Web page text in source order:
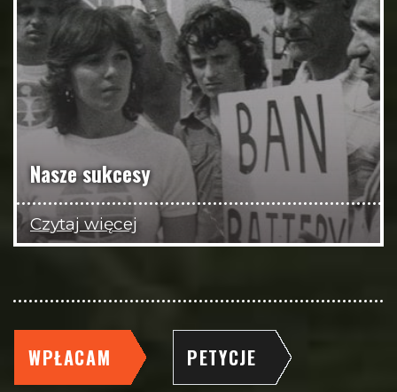
Nasze sukcesy
Czytaj więcej
WPŁACAM PETYCJE